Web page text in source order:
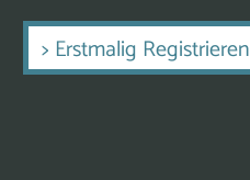
> Erstmalig Registrieren